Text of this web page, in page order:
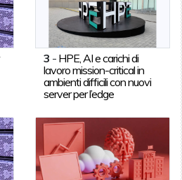
3 - HPE, AI e carichi di
lavoro mission-critical in
ambienti difficili con nuovi
server per l’edge